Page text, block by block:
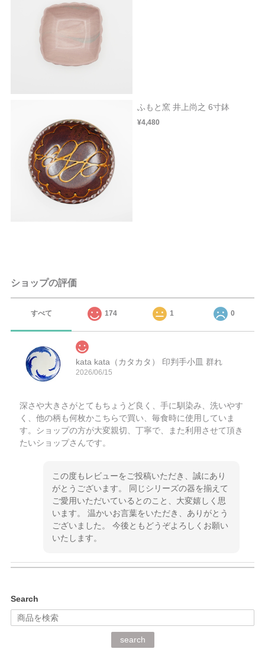
ふもと窯 井上尚之 6寸鉢
¥4,480
ショップの評価
すべて 174 1 0
kata kata（カタカタ） 印判手小皿 群れ
2026/06/15
深さや大きさがとてもちょうど良く、手に馴染み、洗いやす
く、他の柄も何枚かこちらで買い、毎食時に使用していま
す。ショップの方が大変親切、丁寧で、また利用させて頂き
たいショップさんです。
この度もレビューをご投稿いただき、誠にあり
がとうございます。 同じシリーズの器を揃えて
ご愛用いただいているとのこと、大変嬉しく思
います。 温かいお言葉をいただき、ありがとう
ございました。 今後ともどうぞよろしくお願い
いたします。
深さや大きさがとてもちょうど良く、手に馴染み、洗いやす
く、他の柄も何枚かこちらで買い、毎食時に使用していま
Search
search